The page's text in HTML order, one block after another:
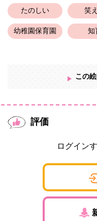
たのしい 笑
幼稚園保育園 知
この
評価
ログイン